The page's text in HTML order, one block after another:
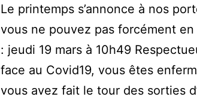
Le printemps s’annonce à nos
vous ne pouvez pas forcément
: jeudi 19 mars à 10h49
face au Covid19, vous êtes
vous avez fait le tour des sorties